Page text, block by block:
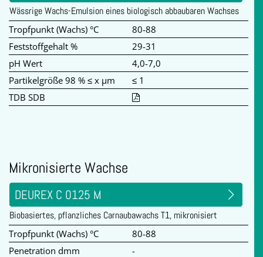
Wässrige Wachs-Emulsion eines biologisch abbaubaren Wachses
Tropfpunkt (Wachs) °C
80-88
Feststoffgehalt %
29-31
pH Wert
4,0-7,0
Partikelgröße 98 % ≤ x µm
≤ 1
TDB SDB
Mikronisierte Wachse
DEUREX C 0125 M
Biobasiertes, pflanzliches Carnaubawachs T1, mikronisiert
Tropfpunkt (Wachs) °C
80-88
Penetration dmm
-